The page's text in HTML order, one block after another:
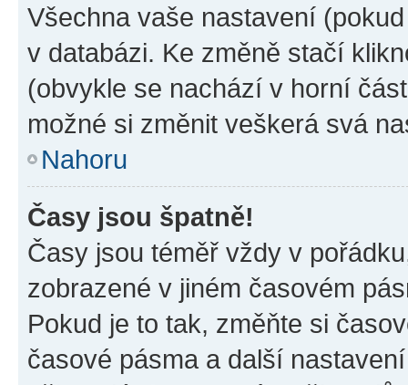
Všechna vaše nastavení
v databázi. Ke změně stačí
(obvykle se nachází v horní
možné si změnit veškerá svá
Nahoru
Časy jsou špatně!
Časy jsou téměř vždy v
zobrazené v jiném časovém
Pokud je to tak, změňte si
časové pásma a další